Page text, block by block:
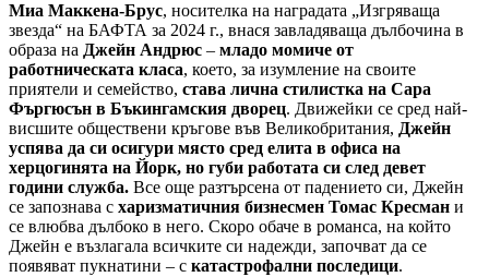
Миа Маккена-Брус, носителка на наградата „Изгряваща
звезда“ на БАФТА за 2024 г., внася завладяваща дълбочина в
образа на Джейн Андрюс – младо момиче от
работническата класа, което, за изумление на своите
приятели и семейство, става лична стилистка на Сара
Фъргюсън в Бъкингамския дворец. Движейки се сред най-
висшите обществени кръгове във Великобритания, Джейн
успява да си осигури място сред елита в офиса на
херцогинята на Йорк, но губи работата си след девет
години служба. Все още разтърсена от падението си, Джейн
се запознава с харизматичния бизнесмен Томас Кресман и
се влюбва дълбоко в него. Скоро обаче в романса, на който
Джейн е възлагала всичките си надежди, започват да се
появяват пукнатини – с катастрофални последици.